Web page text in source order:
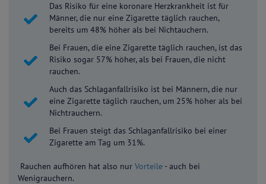
Das Risiko für eine koronare Herzkrankheit ist für
Männer, die nur eine Zigarette täglich rauchen,
bereits um 48% höher als bei Nichtauchern.
Bei Frauen, die eine Zigarette täglich rauchen, ist das
Risiko sogar 57% höher, als bei Frauen, die nicht
rauchen.
Auch das Schlaganfallrisiko ist bei Männern, die nur
eine Zigarette täglich rauchen, um 25% höher als bei
Nichtrauchern.
Bei Frauen steigt das Schlaganfallrisiko bei einer
Zigarette am Tag um 31%.
Rauchen aufhören hat also nur Vorteile - auch bei
Wenigrauchern.